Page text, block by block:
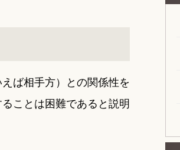
ば相手方）との関係性を
ことは困難であると説明